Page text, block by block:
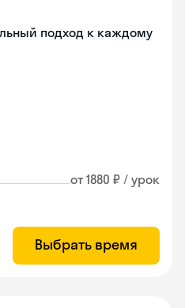
подход к каждому
от 1880 ₽ / урок
Выбрать время